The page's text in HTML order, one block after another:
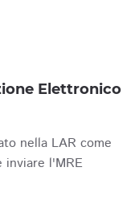
Elettronico
nella LAR come
inviare l'MRE